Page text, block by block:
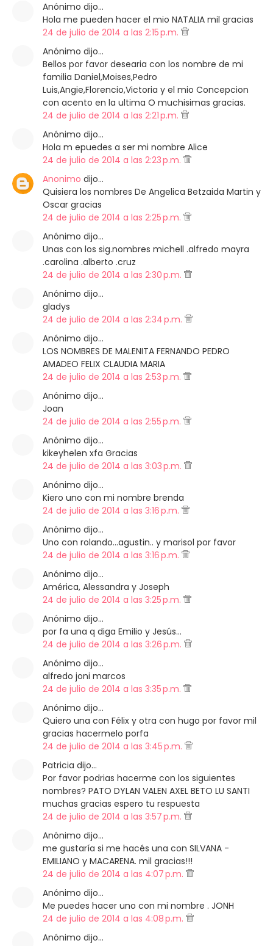
Anónimo dijo…
Hola me pueden hacer el mio NATALIA mil gracias
24 de julio de 2014 a las 2:15 p.m.
Anónimo dijo…
Bellos por favor desearia con los nombre de mi
familia Daniel,Moises,Pedro
Luis,Angie,Florencio,Victoria y el mio Concepcion
con acento en la ultima O muchisimas gracias.
24 de julio de 2014 a las 2:21 p.m.
Anónimo dijo…
Hola m epuedes a ser mi nombre Alice
24 de julio de 2014 a las 2:23 p.m.
Anonimo dijo…
Quisiera los nombres De Angelica Betzaida Martin y
Oscar gracias
24 de julio de 2014 a las 2:25 p.m.
Anónimo dijo…
Unas con los sig.nombres michell .alfredo mayra
.carolina .alberto .cruz
24 de julio de 2014 a las 2:30 p.m.
Anónimo dijo…
gladys
24 de julio de 2014 a las 2:34 p.m.
Anónimo dijo…
LOS NOMBRES DE MALENITA FERNANDO PEDRO
AMADEO FELIX CLAUDIA MARIA
24 de julio de 2014 a las 2:53 p.m.
Anónimo dijo…
Joan
24 de julio de 2014 a las 2:55 p.m.
Anónimo dijo…
kikeyhelen xfa Gracias
24 de julio de 2014 a las 3:03 p.m.
Anónimo dijo…
Kiero uno con mi nombre brenda
24 de julio de 2014 a las 3:16 p.m.
Anónimo dijo…
Uno con rolando...agustin.. y marisol por favor
24 de julio de 2014 a las 3:16 p.m.
Anónimo dijo…
América, Alessandra y Joseph
24 de julio de 2014 a las 3:25 p.m.
Anónimo dijo…
por fa una q diga Emilio y Jesús...
24 de julio de 2014 a las 3:26 p.m.
Anónimo dijo…
alfredo joni marcos
24 de julio de 2014 a las 3:35 p.m.
Anónimo dijo…
Quiero una con Félix y otra con hugo por favor mil
gracias hacermelo porfa
24 de julio de 2014 a las 3:45 p.m.
Patricia dijo…
Por favor podrias hacerme con los siguientes
nombres? PATO DYLAN VALEN AXEL BETO LU SANTI
muchas gracias espero tu respuesta
24 de julio de 2014 a las 3:57 p.m.
Anónimo dijo…
me gustaría si me hacés una con SILVANA -
EMILIANO y MACARENA. mil gracias!!!
24 de julio de 2014 a las 4:07 p.m.
Anónimo dijo…
Me puedes hacer uno con mi nombre . JONH
24 de julio de 2014 a las 4:08 p.m.
Anónimo dijo…